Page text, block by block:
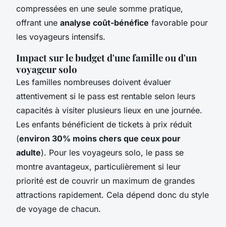
compressées en une seule somme pratique,
offrant une analyse coût-bénéfice favorable pour
les voyageurs intensifs.
Impact sur le budget d'une famille ou d'un
voyageur solo
Les familles nombreuses doivent évaluer
attentivement si le pass est rentable selon leurs
capacités à visiter plusieurs lieux en une journée.
Les enfants bénéficient de tickets à prix réduit
(environ 30% moins chers que ceux pour
adulte). Pour les voyageurs solo, le pass se
montre avantageux, particulièrement si leur
priorité est de couvrir un maximum de grandes
attractions rapidement. Cela dépend donc du style
de voyage de chacun.